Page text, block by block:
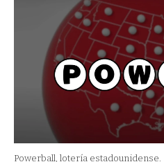
Powerball, lotería estadounidense.